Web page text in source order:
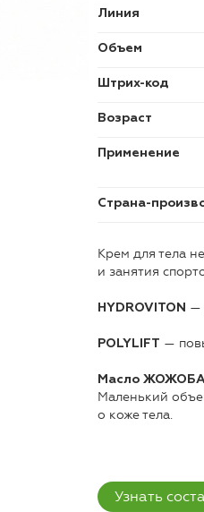
Линия
Объем
Штрих-код
Возраст
Применение
Страна-
Крем для тела
и занятия
HYDROVITON —
POLYLIFT —
Масло ЖОЖОБА
Маленький
о коже тела.
Узнать